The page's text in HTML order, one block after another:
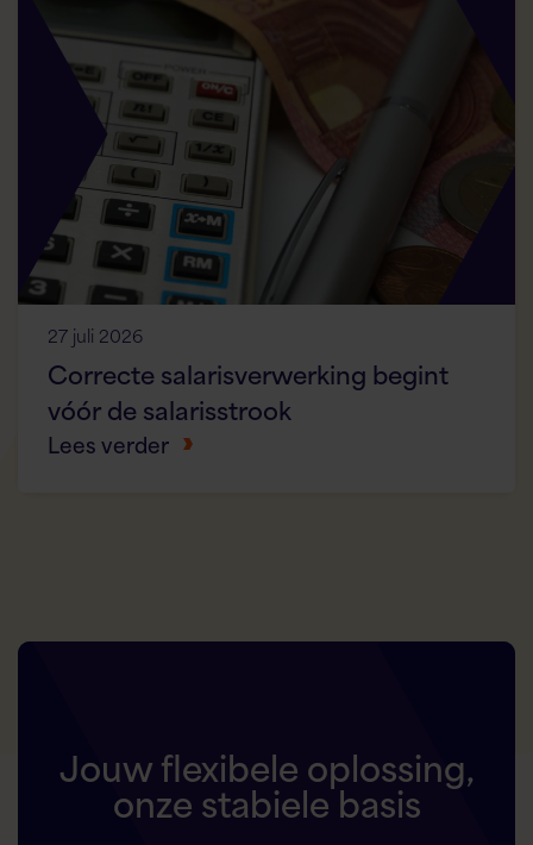
27 juli 2026
Correcte salarisverwerking begint
vóór de salarisstrook
Lees verder
Jouw flexibele oplossing,
onze stabiele basis